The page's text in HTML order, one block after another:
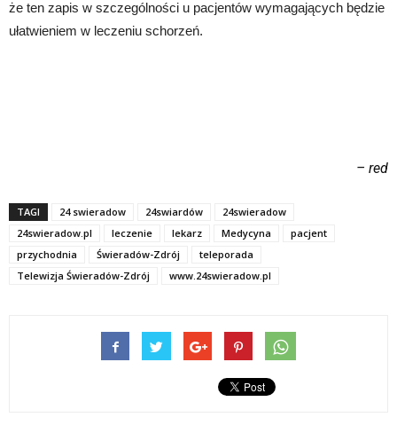
że ten zapis w szczególności u pacjentów wymagających będzie
ułatwieniem w leczeniu schorzeń.
– red
TAGI 24 swieradow 24swiardów
24swieradow
24swieradow.pl
leczenie lekarz Medycyna
pacjent
przychodnia
Świeradów-Zdrój
teleporada
Telewizja Świeradów-Zdrój
www.24swieradow.pl